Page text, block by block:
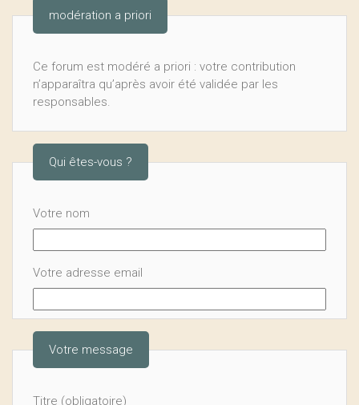
modération a priori
Ce forum est modéré a priori : votre contribution
n’apparaîtra qu’après avoir été validée par les
responsables.
Qui êtes-vous ?
Votre nom
Votre adresse email
Votre message
Titre (obligatoire)